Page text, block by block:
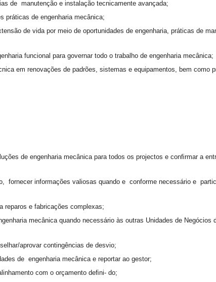
de manutenção e instalação tecnicamente avançada;
práticas de engenharia mecânica;
de vida por meio de oportunidades de engenharia, práticas de
funcional para governar todo o trabalho de engenharia mecânica;
em renovações de padrões, sistemas e equipamentos, bem como
de engenharia mecânica para todos os projectos e conﬁrmar a
fornecer informações valiosas quando e conforme necessário e
reparos e fabricações complexas;
mecânica quando necessário às outras Unidades de Negócios
aprovar contingências de desvio;
de engenharia mecânica e reportar ao gestor;
com o orçamento deﬁni- do;